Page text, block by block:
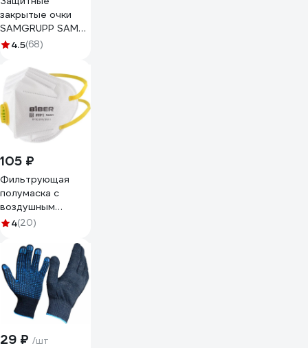
закрытые очки
SAMGRUPP SAMC-
073000001
4.5(68)
105 ₽
Фильтрующая
полумаска с
воздушным
клапаном Biber
тов-205897
4(20)
29 ₽ /шт